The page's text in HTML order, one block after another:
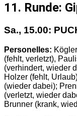
11. Runde:
Sa., 15.00:
Personelles:
(fehlt, verletzt),
(verhindert, wieder
Holzer (fehlt,
(wieder dabei);
(verletzt, wieder
Brunner (krank,